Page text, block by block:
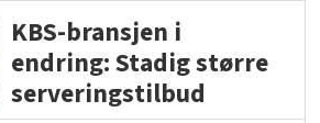
KBS-bransjen i
endring: Stadig større
serveringstilbud